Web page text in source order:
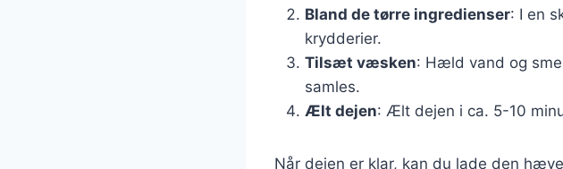
Bland de tørre ingredienser: I en
krydderier.
Tilsæt væsken: Hæld vand og
samles.
Ælt dejen: Ælt dejen i ca. 5-10
Når dejen er klar, kan du lade den